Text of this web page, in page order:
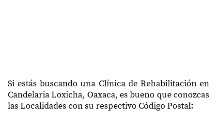
Si estás buscando una Clínica de Rehabilitación en
Candelaria Loxicha, Oaxaca, es bueno que conozcas
las Localidades con su respectivo Código Postal: